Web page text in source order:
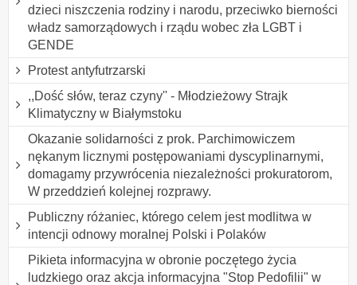
dzieci niszczenia rodziny i narodu, przeciwko bierności
władz samorządowych i rządu wobec zła LGBT i
GENDE
Protest antyfutrzarski
,,Dość słów, teraz czyny'' - Młodzieżowy Strajk
Klimatyczny w Białymstoku
Okazanie solidarności z prok. Parchimowiczem
nękanym licznymi postępowaniami dyscyplinarnymi,
domagamy przywrócenia niezależności prokuratorom,
W przeddzień kolejnej rozprawy.
Publiczny różaniec, którego celem jest modlitwa w
intencji odnowy moralnej Polski i Polaków
Pikieta informacyjna w obronie poczętego życia
ludzkiego oraz akcja informacyjna "Stop Pedofilii" w